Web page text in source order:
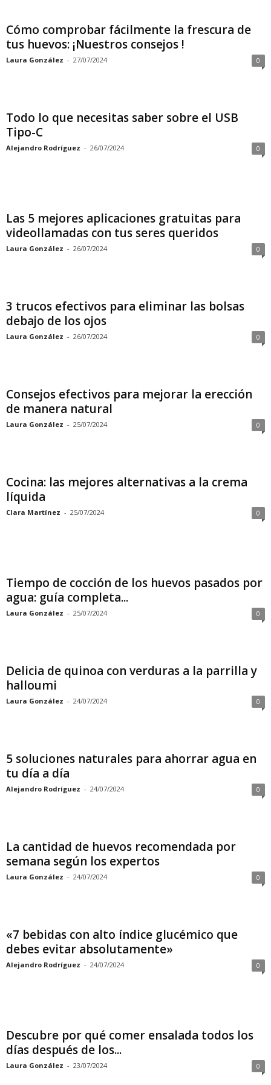
Cómo comprobar fácilmente la frescura de
tus huevos: ¡Nuestros consejos !
Laura González - 27/07/2024 0
Todo lo que necesitas saber sobre el USB
Tipo-C
Alejandro Rodríguez - 26/07/2024 0
Las 5 mejores aplicaciones gratuitas para
videollamadas con tus seres queridos
Laura González - 26/07/2024 0
3 trucos efectivos para eliminar las bolsas
debajo de los ojos
Laura González - 26/07/2024 0
Consejos efectivos para mejorar la erección
de manera natural
Laura González - 25/07/2024 0
Cocina: las mejores alternativas a la crema
líquida
Clara Martínez - 25/07/2024 0
Tiempo de cocción de los huevos pasados por
agua: guía completa...
Laura González - 25/07/2024 0
Delicia de quinoa con verduras a la parrilla y
halloumi
Laura González - 24/07/2024 0
5 soluciones naturales para ahorrar agua en
tu día a día
Alejandro Rodríguez - 24/07/2024 0
La cantidad de huevos recomendada por
semana según los expertos
Laura González - 24/07/2024 0
«7 bebidas con alto índice glucémico que
debes evitar absolutamente»
Alejandro Rodríguez - 24/07/2024 0
Descubre por qué comer ensalada todos los
días después de los...
Laura González - 23/07/2024 0